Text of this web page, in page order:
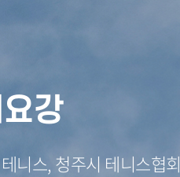
강
니스, 청주시 테니스협